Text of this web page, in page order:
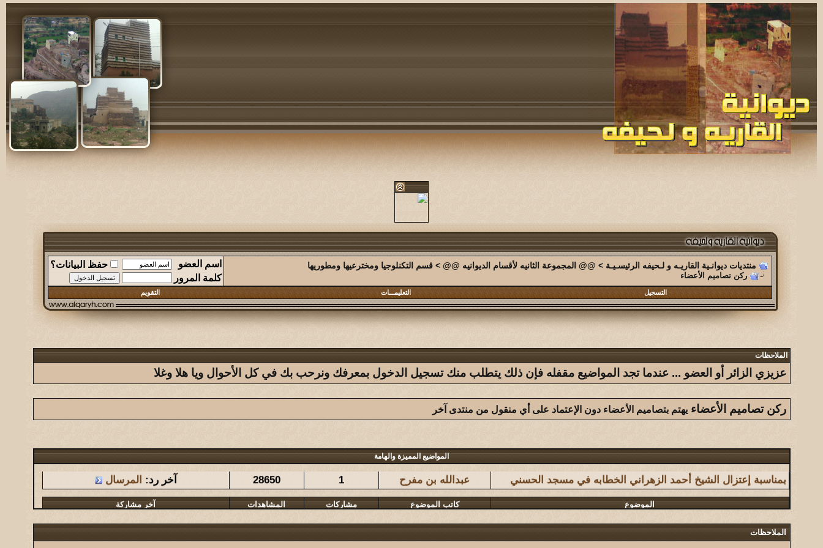
منتديات ديوانـية القاريـه و لـحيفه الرئيسـيـة > @@ المجموعة الثانيه لأقسام الديوانيه @@ >قسم التكنلوجيا ومخترعيها ومطوريها
ركن تصاميم الأعضاء
اسم العضو
حفظ البيانات؟
كلمة المرور
التسجيل التعليمـــات التقويم
الملاحظات
عزيزي الزائر أو العضو ... عندما تجد المواضيع مقفله فإن ذلك يتطلب منك تسجيل الدخول بمعرفك ونرحب بك في كل الأحوال ويا هلا وغلا
ركن تصاميم الأعضاء يهتم بتصاميم الأعضاء دون الإعتماد على أي منقول من منتدى آخر
المواضيع المميزة والهامة الموضوع كاتب الموضوع مشاركات المشاهدات آخر مشاركة
بمناسبة إعتزال الشيخ أحمد الزهراني الخطابه في مسجد الحسني عبدالله بن مفرح 1
28650 آخر رد: المرسال
سلسلة فوائد أحببت من الجميع الاستفادة منها المشرقي 126
146198 آخر رد:المشرقي
الملاحظات